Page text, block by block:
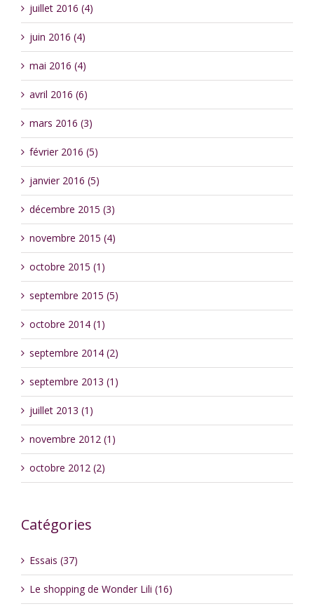
juillet 2016 (4)
juin 2016 (4)
mai 2016 (4)
avril 2016 (6)
mars 2016 (3)
février 2016 (5)
janvier 2016 (5)
décembre 2015 (3)
novembre 2015 (4)
octobre 2015 (1)
septembre 2015 (5)
octobre 2014 (1)
septembre 2014 (2)
septembre 2013 (1)
juillet 2013 (1)
novembre 2012 (1)
octobre 2012 (2)
Catégories
Essais (37)
Le shopping de Wonder Lili (16)